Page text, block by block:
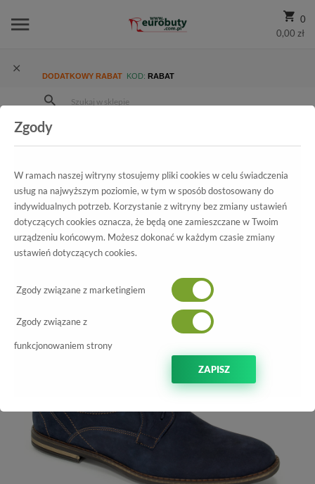
0
0,00 zł
DODATKOWY RABAT KOD: RABAT
Męskie
Półbuty Półbuty Madej 417/118 Granat
Wszystkie produkty
Półbuty Madej
Zgody
W ramach naszej witryny stosujemy pliki cookies w celu świadczenia
usług na najwyższym poziomie, w tym w sposób dostosowany do
indywidualnych potrzeb. Korzystanie z witryny bez zmiany ustawień
dotyczących cookies oznacza, że będą one zamieszczane w Twoim
urządzeniu końcowym. Możesz dokonać w każdym czasie zmiany
ustawień dotyczących cookies.
Zgody związane z marketingiem
Zgody związane z
funkcjonowaniem strony
ZAPISZ